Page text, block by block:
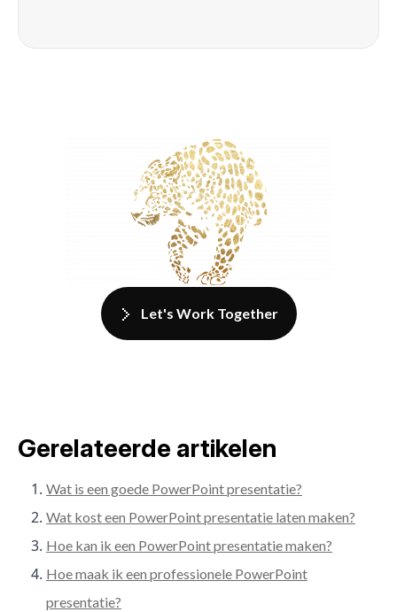
Let's Work Together
Gerelateerde artikelen
Wat is een goede PowerPoint presentatie?
Wat kost een PowerPoint presentatie laten maken?
Hoe kan ik een PowerPoint presentatie maken?
Hoe maak ik een professionele PowerPoint
presentatie?